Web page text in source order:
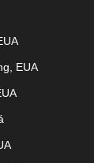
EUA